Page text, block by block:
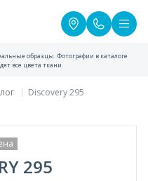
образцы. Фотографии в каталоге
все цвета ткани.
Discovery 295
295